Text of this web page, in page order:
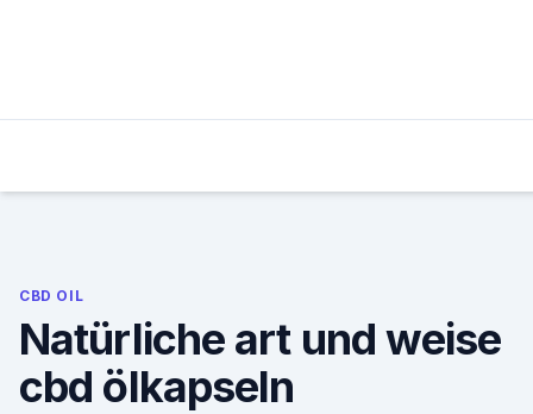
CBD OIL
Natürliche art und weise
cbd ölkapseln